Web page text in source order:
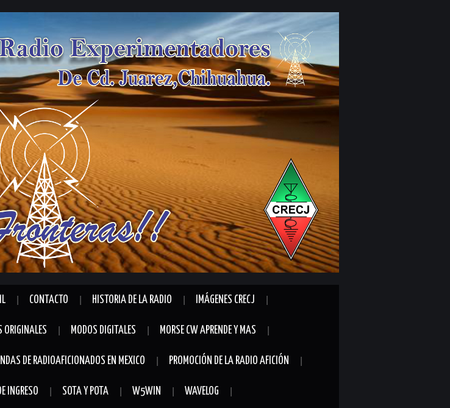
CONTACTO HISTORIA DE LA RADIO IMÁGENES CRECJ
ORIGINALES MODOS DIGITALES MORSE CW APRENDE Y MAS
DE RADIOAFICIONADOS EN MEXICO PROMOCIÓN DE LA RADIO AFICIÓN
INGRESO SOTA Y POTA W5WIN WAVELOG